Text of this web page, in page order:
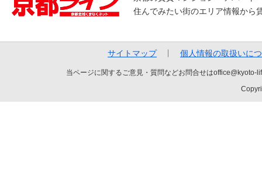
住んでみたい街のエリア情報から
サイトマップ 個人情報の取扱いに
当ページに関するご意見・質問などお問合せは